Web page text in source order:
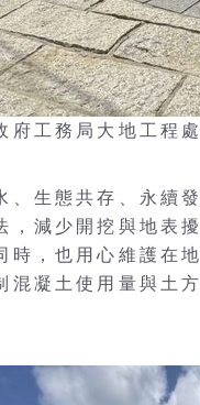
工務局大地工程
、生態共存、永續
，減少開挖與地表
時，也用心維護在
混凝土使用量與土